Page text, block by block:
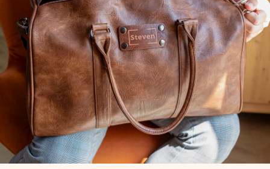
Tarjeta de felicitación gratuita
Crea algo único en pocos pasos – con su nombre, tu foto o
un mensaje que llegue al corazón. Sin complicaciones, solo
todo el amor para el momento.